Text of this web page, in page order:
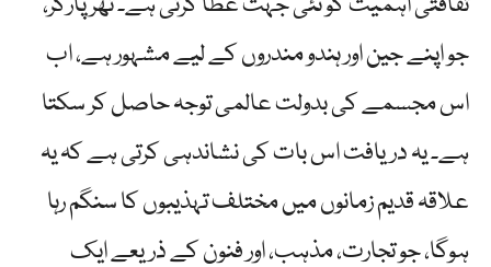
جو اپنے جین اور ہندو مندروں کے لیے مشہور ہے، اب
اس مجسمے کی بدولت عالمی توجہ حاصل کر سکتا
ہے۔ یہ دریافت اس بات کی نشاندہی کرتی ہے کہ یہ
علاقہ قدیم زمانوں میں مختلف تہذیبوں کا سنگم رہا
ہوگا، جو تجارت، مذہب، اور فنون کے ذریعے ایک